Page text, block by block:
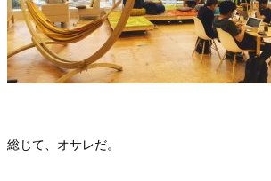
総じて、オサレだ。